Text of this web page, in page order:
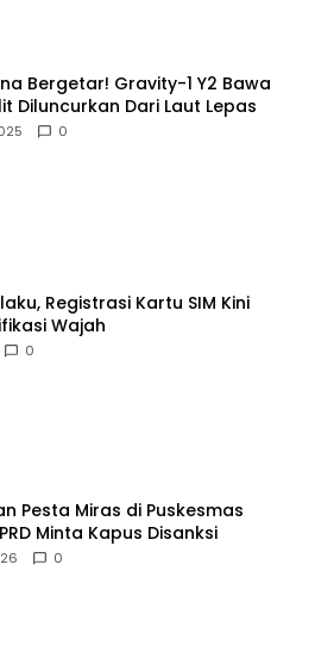
Bergetar! Gravity-1 Y2 Bawa
Diluncurkan Dari Laut Lepas
0
Registrasi Kartu SIM Kini
Wajah
0
Pesta Miras di Puskesmas
Minta Kapus Disanksi
0